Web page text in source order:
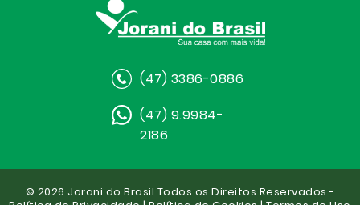
(47) 3386-0886
(47) 9.9984-
2186
© 2026 Jorani do Brasil Todos os Direitos Reservados -